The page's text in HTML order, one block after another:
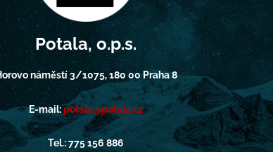
Potala, o.p.s.
náměstí 3/1075, 180 00 Praha 8
E-mail:potala@potala.cz
Tel.: 775 156 886